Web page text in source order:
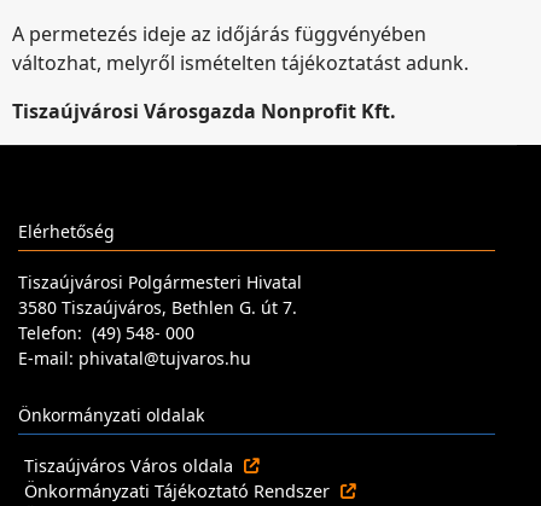
A permetezés ideje az időjárás függvényében
változhat, melyről ismételten tájékoztatást adunk.
Tiszaújvárosi Városgazda Nonprofit Kft.
Elérhetőség
Tiszaújvárosi Polgármesteri Hivatal
3580 Tiszaújváros, Bethlen G. út 7.
Telefon: (49) 548- 000
E-mail: phivatal@tujvaros.hu
Önkormányzati oldalak
Tiszaújváros Város oldala
Önkormányzati Tájékoztató Rendszer